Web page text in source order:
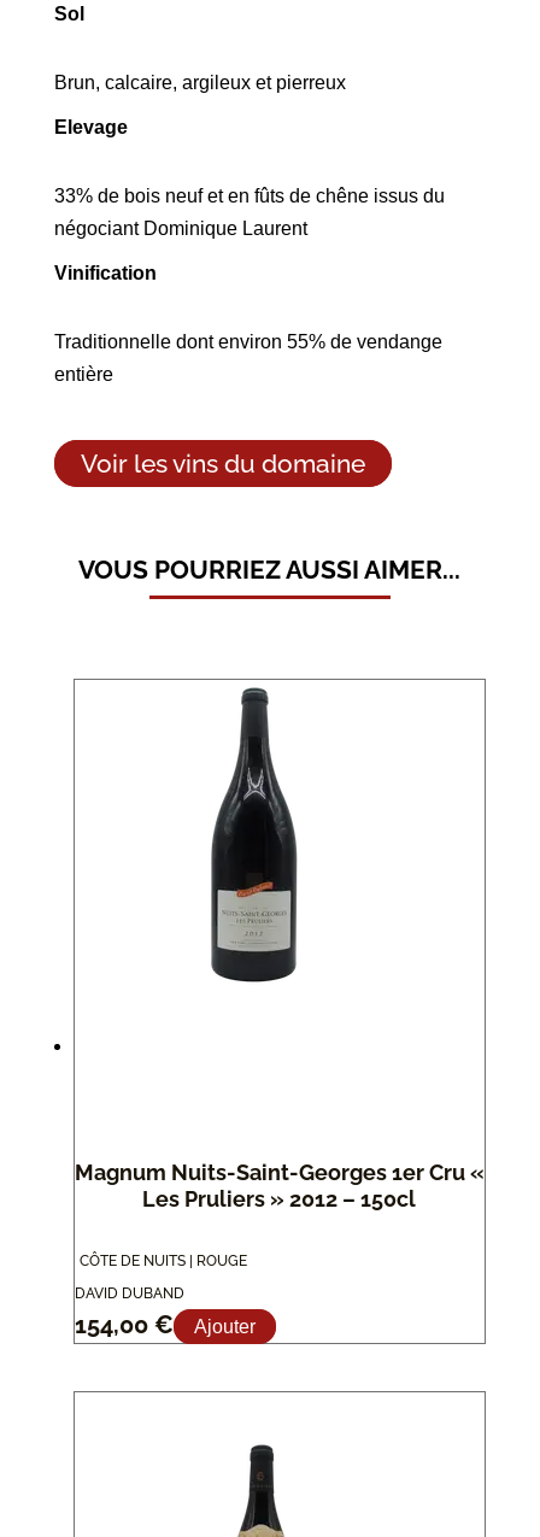
Sol
Brun, calcaire, argileux et pierreux
Elevage
33% de bois neuf et en fûts de chêne issus du
négociant Dominique Laurent
Vinification
Traditionnelle dont environ 55% de vendange
entière
Voir les vins du domaine
VOUS POURRIEZ AUSSI AIMER...
Magnum Nuits-Saint-Georges 1er Cru «
Les Pruliers » 2012 – 150cl
CÔTE DE NUITS | ROUGE
DAVID DUBAND
154,00 € Ajouter